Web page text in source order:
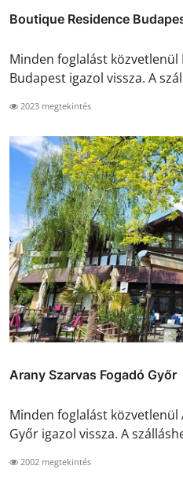
Boutique Residence
Minden foglalást közvetlenül
Budapest igazol vissza. A
2023 megtekintés
Arany Szarvas Fogadó Győr
Minden foglalást közvetlenül
Győr igazol vissza. A
2002 megtekintés